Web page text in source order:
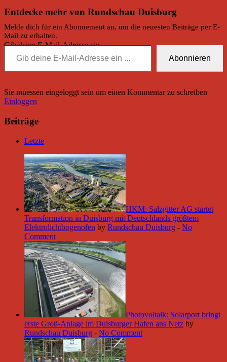
Entdecke mehr von Rundschau Duisburg
Melde dich für ein Abonnement an, um die neuesten Beiträge per E-
Mail zu erhalten.
Gib deine E-Mail-Adresse ein ...
Abonnieren
Sie muessen eingeloggt sein um einen Kommentar zu schreiben
Einloggen
Beiträge
Letzte
HKM: Salzgitter AG startet
Transformation in Duisburg mit Deutschlands größtem
Elektrolichtbogenofen by Rundschau Duisburg - No
Comment
Photovoltaik: Solarport bringt
erste Groß-Anlage im Duisburger Hafen ans Netz by
Rundschau Duisburg - No Comment